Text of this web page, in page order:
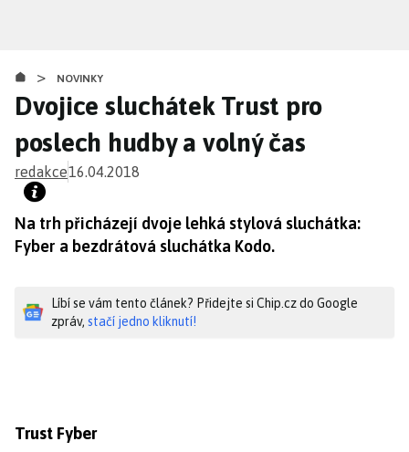
obsahu
> NOVINKY
Dvojice sluchátek Trust pro
poslech hudby a volný čas
redakce16.04.2018
Na trh přicházejí dvoje lehká stylová sluchátka:
Fyber a bezdrátová sluchátka Kodo.
Líbí se vám tento článek? Přidejte si Chip.cz do Google
zpráv, stačí jedno kliknutí!
Trust Fyber